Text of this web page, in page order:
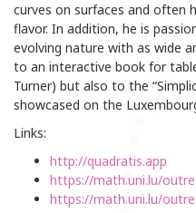
curves on surfaces and often
flavor. In addition, he is
evolving nature with as wide
to an interactive book for
Turner) but also to the
showcased on the
Links:
http://quadratis.app
https://math.uni.lu/
https://math.uni.lu/